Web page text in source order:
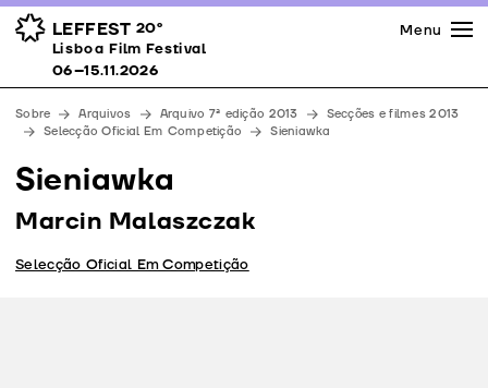
LEFFEST 20º
Lisboa Film Festival 06–15.11.2026
Prémios
Espaços
Apoios
Equipa
Downloads
Contactos
Menu
Lisboa Film Festival
06–15.11.2026
Sobre Arquivos Arquivo 7ª edição 2013
Secções e filmes 2013
Selecção Oficial Em Competição
Sieniawka
Sieniawka
Marcin Malaszczak
Selecção Oficial Em Competição